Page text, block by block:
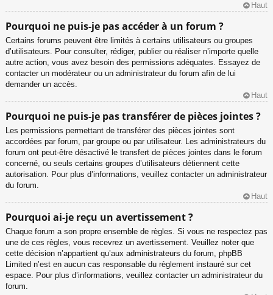
Haut
Pourquoi ne puis-je pas accéder à un forum ?
Certains forums peuvent être limités à certains utilisateurs ou groupes
d’utilisateurs. Pour consulter, rédiger, publier ou réaliser n’importe quelle
autre action, vous avez besoin des permissions adéquates. Essayez de
contacter un modérateur ou un administrateur du forum afin de lui
demander un accès.
Haut
Pourquoi ne puis-je pas transférer de pièces jointes ?
Les permissions permettant de transférer des pièces jointes sont
accordées par forum, par groupe ou par utilisateur. Les administrateurs du
forum ont peut-être désactivé le transfert de pièces jointes dans le forum
concerné, ou seuls certains groupes d’utilisateurs détiennent cette
autorisation. Pour plus d’informations, veuillez contacter un administrateur
du forum.
Haut
Pourquoi ai-je reçu un avertissement ?
Chaque forum a son propre ensemble de règles. Si vous ne respectez pas
une de ces règles, vous recevrez un avertissement. Veuillez noter que
cette décision n’appartient qu’aux administrateurs du forum, phpBB
Limited n’est en aucun cas responsable du règlement instauré sur cet
espace. Pour plus d’informations, veuillez contacter un administrateur du
forum.